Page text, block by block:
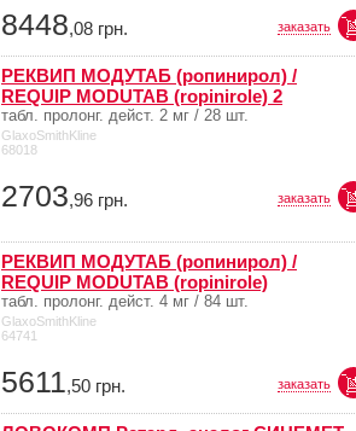
8448,08 грн. заказать
РЕКВИП МОДУТАБ (ропинирол) /
REQUIP MODUTAB (ropinirole) 2
табл. пролонг. дейст. 2 мг / 28 шт.
GlaxoSmithKline
68018
2703,96 грн. заказать
РЕКВИП МОДУТАБ (ропинирол) /
REQUIP MODUTAB (ropinirole)
табл. пролонг. дейст. 4 мг / 84 шт.
GlaxoSmithKline
64741
5611,50 грн. заказать